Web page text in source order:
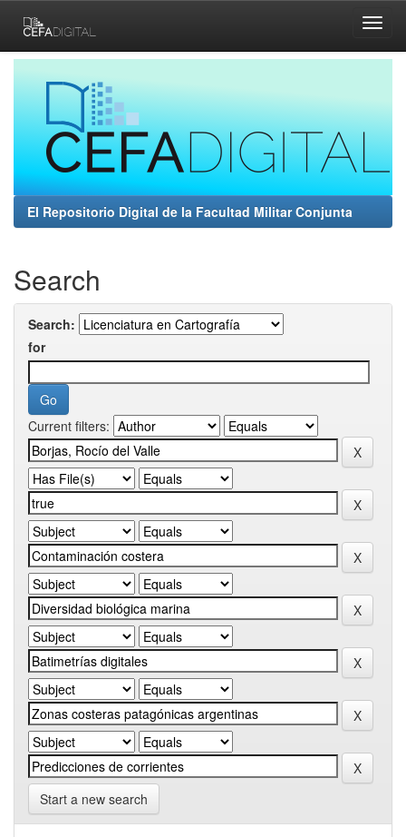
navigation
El Repositorio Digital de la Facultad Militar Conjunta
Search
Search:
for
Current filters:
Start a new search